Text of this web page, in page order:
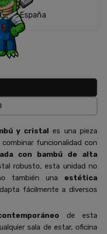
18
España
y cristal es una pieza
funcionalidad con
con bambú de alta
robusto, esta unidad no
también una estética
fácilmente a diversos
de esta
sala de estar, oficina